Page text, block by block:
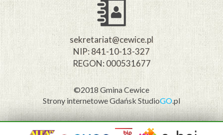
sekretariat@cewice.pl
NIP: 841-10-13-327
REGON: 000531677
©2018 Gmina Cewice
Strony internetowe Gdańsk StudioGO.pl